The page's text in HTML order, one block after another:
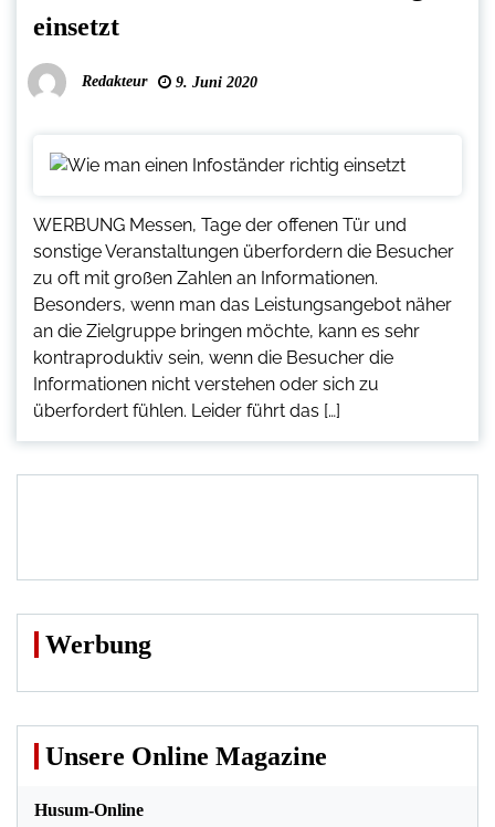
einsetzt
Redakteur 9. Juni 2020
WERBUNG Messen, Tage der offenen Tür und
sonstige Veranstaltungen überfordern die Besucher
zu oft mit großen Zahlen an Informationen.
Besonders, wenn man das Leistungsangebot näher
an die Zielgruppe bringen möchte, kann es sehr
kontraproduktiv sein, wenn die Besucher die
Informationen nicht verstehen oder sich zu
überfordert fühlen. Leider führt das […]
Werbung
Unsere Online Magazine
Husum-Online